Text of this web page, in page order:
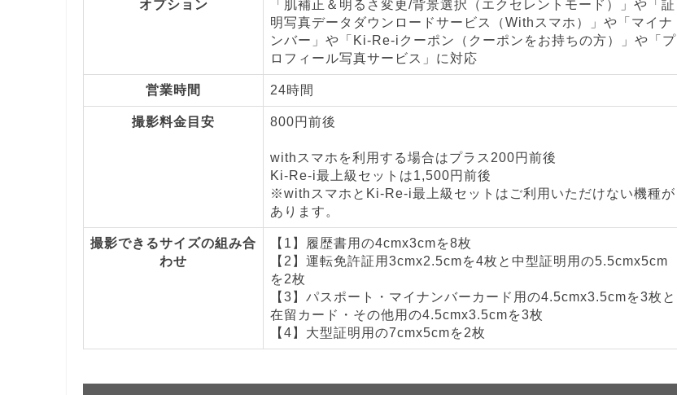
オプション
「肌補正＆明るさ変更/背景選択（エクセレントモード）」や「証
明写真データダウンロードサービス（Withスマホ）」や「マイナ
ンバー」や「Ki-Re-iクーポン（クーポンをお持ちの方）」や「プ
ロフィール写真サービス」に対応
営業時間 24時間
撮影料金目安 800円前後
withスマホを利用する場合はプラス200円前後
Ki-Re-i最上級セットは1,500円前後
※withスマホとKi-Re-i最上級セットはご利用いただけない機種が
あります。
撮影できるサイズの組み合
わせ
【1】履歴書用の4cmx3cmを8枚
【2】運転免許証用3cmx2.5cmを4枚と中型証明用の5.5cmx5cm
を2枚
【3】パスポート・マイナンバーカード用の4.5cmx3.5cmを3枚と
在留カード・その他用の4.5cmx3.5cmを3枚
【4】大型証明用の7cmx5cmを2枚